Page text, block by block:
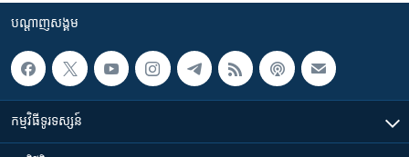
បណ្តាញ​សង្គម
កម្មវិធី​ទូរទស្សន៍